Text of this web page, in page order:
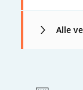
Alle